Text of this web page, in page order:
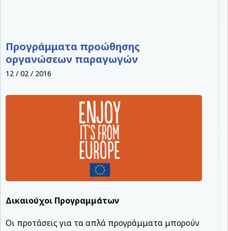
Προγράμματα προώθησης
οργανώσεων παραγωγών
12 / 02 / 2016
Δικαιούχοι Προγραμμάτων
Οι προτάσεις για τα απλά προγράμματα μπορούν